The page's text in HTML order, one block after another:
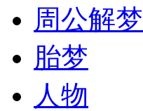
周公解梦
胎梦
人物